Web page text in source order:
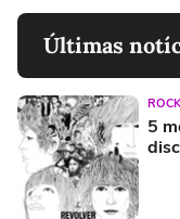
Últimas
ROCK
5